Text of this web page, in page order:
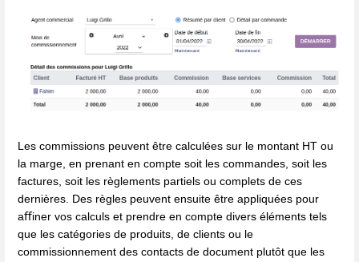
Les commissions peuvent être calculées sur le montant HT ou
la marge, en prenant en compte soit les commandes, soit les
factures, soit les règlements partiels ou complets de ces
dernières. Des règles peuvent ensuite être appliquées pour
aﬀiner vos calculs et prendre en compte divers éléments tels
que les catégories de produits, de clients ou le
commissionnement des contacts de document plutôt que les